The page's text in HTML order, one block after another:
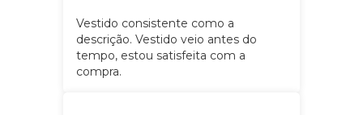
Vestido consistente como a
descrição. Vestido veio antes do
tempo, estou satisfeita com a
compra.